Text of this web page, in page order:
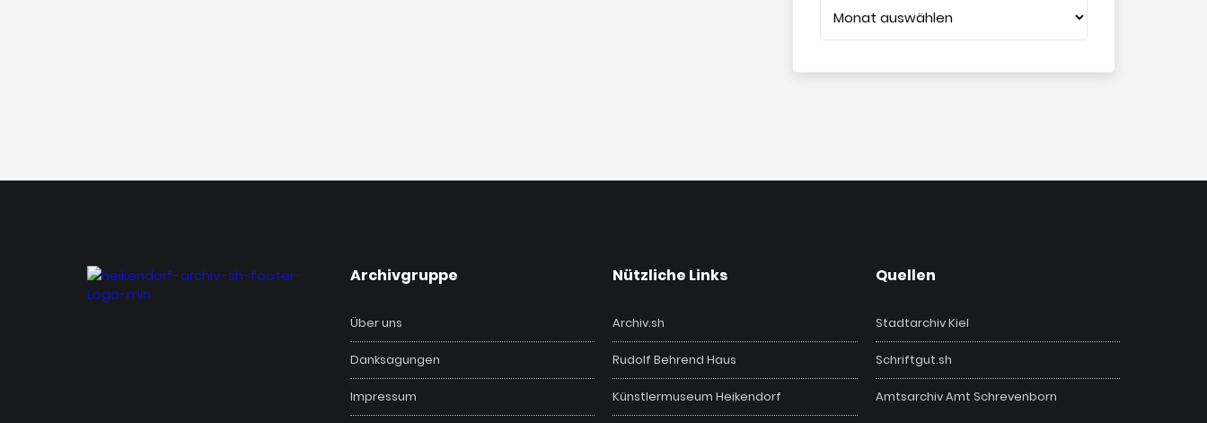
‎Archivgruppe
Über uns
Danksagungen
Impressum
Nützliche Links
Archiv.sh
Rudolf Behrend Haus
Künstlermuseum Heikendorf
Quellen
Stadtarchiv Kiel
Schriftgut.sh
Amtsarchiv Amt Schrevenborn